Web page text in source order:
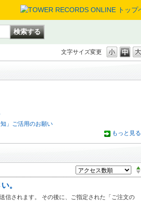
文字サイズ変更
」ご活用のお願い
もっと見る
。
信されます。 その後に、ご指定された「ご注文の